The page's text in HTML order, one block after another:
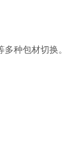
种包材切换。